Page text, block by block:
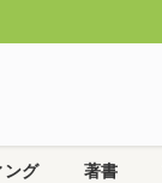
ング 著書